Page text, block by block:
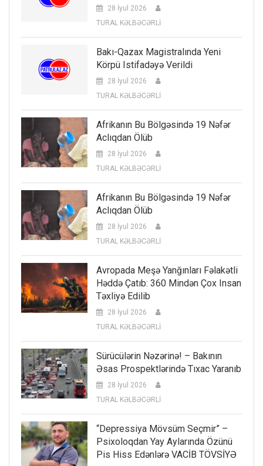
28 İyul 2026
TURAL KƏLBƏCƏRLİ
Bakı-Qazax Magistralında Yeni
Körpü Istifadəyə Verildi
28 İyul 2026
TURAL KƏLBƏCƏRLİ
Afrikanın Bu Bölgəsində 19 Nəfər
Aclıqdan Ölüb
28 İyul 2026
TURAL KƏLBƏCƏRLİ
Afrikanın Bu Bölgəsində 19 Nəfər
Aclıqdan Ölüb
28 İyul 2026
TURAL KƏLBƏCƏRLİ
Avropada Meşə Yanğınları Fəlakətli
Həddə Çatıb: 360 Mindən Çox Insan
Təxliyə Edilib
28 İyul 2026
TURAL KƏLBƏCƏRLİ
Sürücülərin Nəzərinə! – Bakının
Əsas Prospektlərində Tıxac Yaranıb
28 İyul 2026
TURAL KƏLBƏCƏRLİ
“Depressiya Mövsüm Seçmir” –
Psixoloqdan Yay Aylarında Özünü
Pis Hiss Edənlərə VACİB TÖVSİYƏ